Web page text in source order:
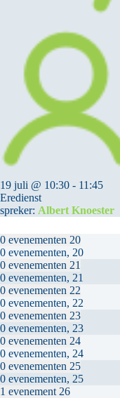
19 juli @ 10:30 - 11:45
Eredienst
spreker: Albert Knoester
0 evenementen 20
0 evenementen, 20
0 evenementen 21
0 evenementen, 21
0 evenementen 22
0 evenementen, 22
0 evenementen 23
0 evenementen, 23
0 evenementen 24
0 evenementen, 24
0 evenementen 25
0 evenementen, 25
1 evenement 26